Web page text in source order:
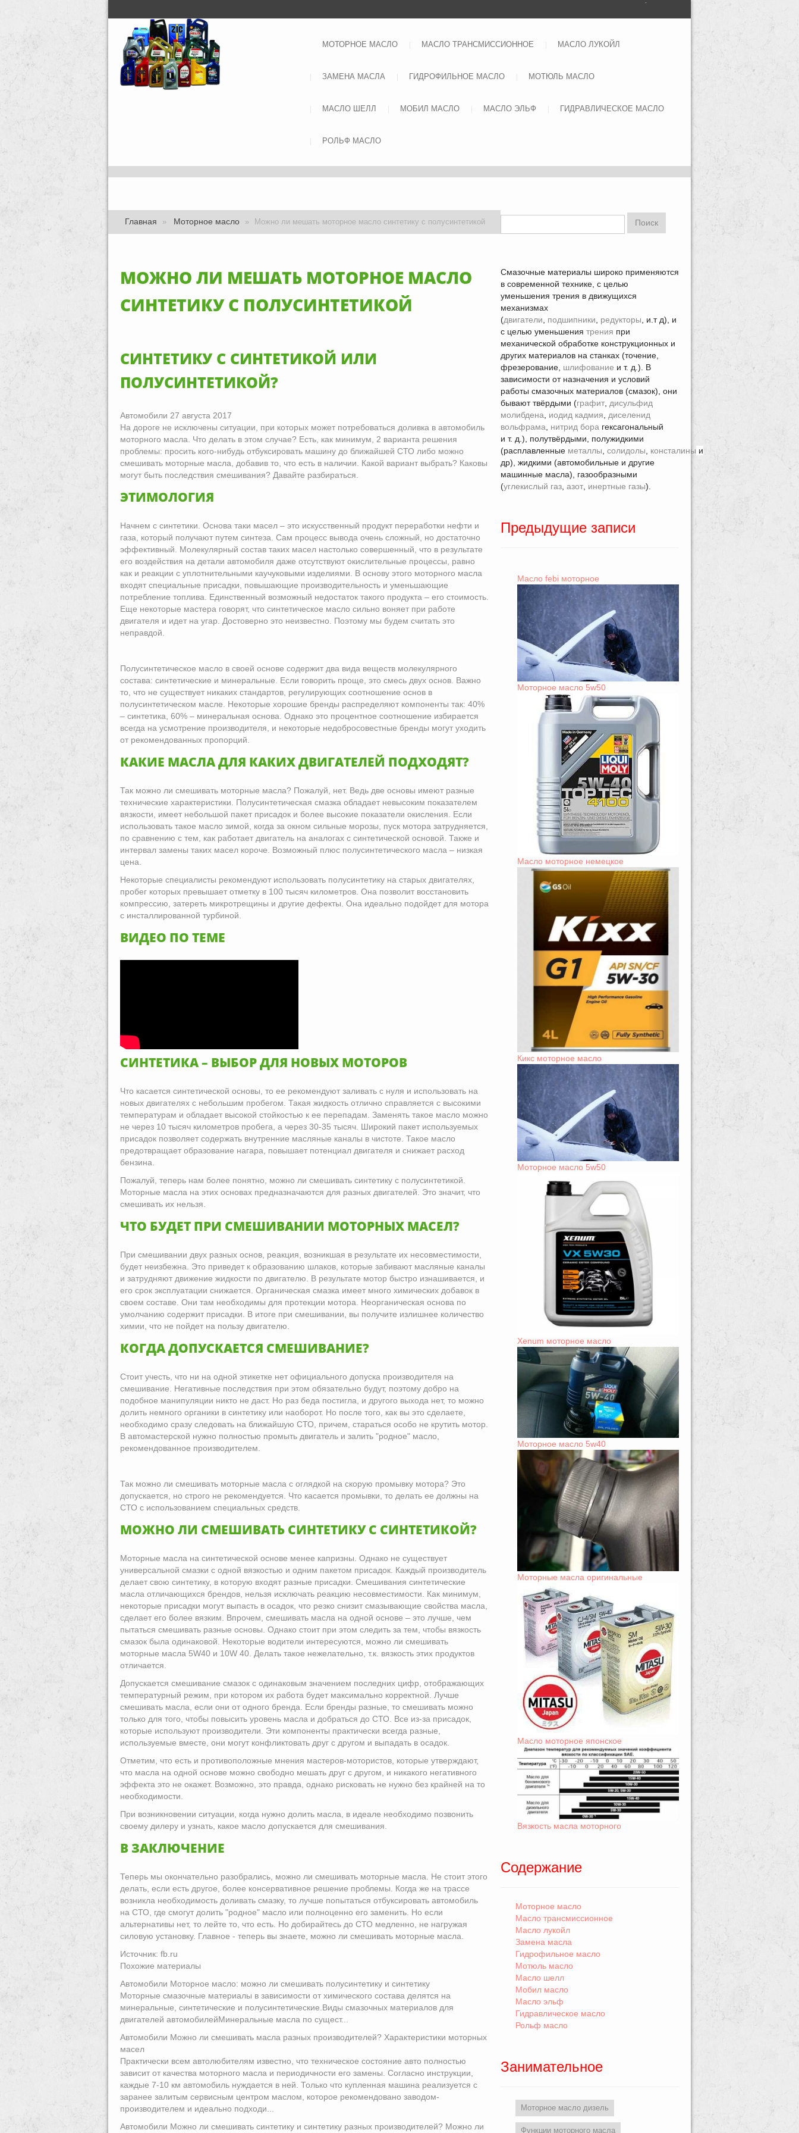
МОТОРНОЕ МАСЛО МАСЛО ТРАНСМИССИОННОЕ МАСЛО ЛУКОЙЛ
ЗАМЕНА МАСЛА ГИДРОФИЛЬНОЕ МАСЛО МОТЮЛЬ МАСЛО
МАСЛО ШЕЛЛ МОБИЛ МАСЛО МАСЛО ЭЛЬФ ГИДРАВЛИЧЕСКОЕ МАСЛО
РОЛЬФ МАСЛО
Главная » Моторное масло » Можно ли мешать моторное масло синтетику с полусинтетикой
МОЖНО ЛИ МЕШАТЬ МОТОРНОЕ МАСЛО
СИНТЕТИКУ С ПОЛУСИНТЕТИКОЙ
СИНТЕТИКУ С СИНТЕТИКОЙ ИЛИ
ПОЛУСИНТЕТИКОЙ?
Автомобили 27 августа 2017
На дороге не исключены ситуации, при которых может потребоваться доливка в автомобиль
моторного масла. Что делать в этом случае? Есть, как минимум, 2 варианта решения
проблемы: просить кого-нибудь отбуксировать машину до ближайшей СТО либо можно
смешивать моторные масла, добавив то, что есть в наличии. Какой вариант выбрать? Каковы
могут быть последствия смешивания? Давайте разбираться.
ЭТИМОЛОГИЯ
Начнем с синтетики. Основа таки масел – это искусственный продукт переработки нефти и
газа, который получают путем синтеза. Сам процесс вывода очень сложный, но достаточно
эффективный. Молекулярный состав таких масел настолько совершенный, что в результате
его воздействия на детали автомобиля даже отсутствуют окислительные процессы, равно
как и реакции с уплотнительными каучуковыми изделиями. В основу этого моторного масла
входят специальные присадки, повышающие производительность и уменьшающие
потребление топлива. Единственный возможный недостаток такого продукта – его стоимость.
Еще некоторые мастера говорят, что синтетическое масло сильно воняет при работе
двигателя и идет на угар. Достоверно это неизвестно. Поэтому мы будем считать это
неправдой.
Полусинтетическое масло в своей основе содержит два вида веществ молекулярного
состава: синтетические и минеральные. Если говорить проще, это смесь двух основ. Важно
то, что не существует никаких стандартов, регулирующих соотношение основ в
полусинтетическом масле. Некоторые хорошие бренды распределяют компоненты так: 40%
– синтетика, 60% – минеральная основа. Однако это процентное соотношение избирается
всегда на усмотрение производителя, и некоторые недобросовестные бренды могут уходить
от рекомендованных пропорций.
КАКИЕ МАСЛА ДЛЯ КАКИХ ДВИГАТЕЛЕЙ ПОДХОДЯТ?
Так можно ли смешивать моторные масла? Пожалуй, нет. Ведь две основы имеют разные
технические характеристики. Полусинтетическая смазка обладает невысоким показателем
вязкости, имеет небольшой пакет присадок и более высокие показатели окисления. Если
использовать такое масло зимой, когда за окном сильные морозы, пуск мотора затрудняется,
по сравнению с тем, как работает двигатель на аналогах с синтетической основой. Также и
интервал замены таких масел короче. Возможный плюс полусинтетического масла – низкая
цена.
Некоторые специалисты рекомендуют использовать полусинтетику на старых двигателях,
пробег которых превышает отметку в 100 тысяч километров. Она позволит восстановить
компрессию, затереть микротрещины и другие дефекты. Она идеально подойдет для мотора
с инсталлированной турбиной.
ВИДЕО ПО ТЕМЕ
СИНТЕТИКА – ВЫБОР ДЛЯ НОВЫХ МОТОРОВ
Что касается синтетической основы, то ее рекомендуют заливать с нуля и использовать на
новых двигателях с небольшим пробегом. Такая жидкость отлично справляется с высокими
температурам и обладает высокой стойкостью к ее перепадам. Заменять такое масло можно
не через 10 тысяч километров пробега, а через 30-35 тысяч. Широкий пакет используемых
присадок позволяет содержать внутренние масляные каналы в чистоте. Такое масло
предотвращает образование нагара, повышает потенциал двигателя и снижает расход
бензина.
Пожалуй, теперь нам более понятно, можно ли смешивать синтетику с полусинтетикой.
Моторные масла на этих основах предназначаются для разных двигателей. Это значит, что
смешивать их нельзя.
ЧТО БУДЕТ ПРИ СМЕШИВАНИИ МОТОРНЫХ МАСЕЛ?
При смешивании двух разных основ, реакция, возникшая в результате их несовместимости,
будет неизбежна. Это приведет к образованию шлаков, которые забивают масляные каналы
и затрудняют движение жидкости по двигателю. В результате мотор быстро изнашивается, и
его срок эксплуатации снижается. Органическая смазка имеет много химических добавок в
своем составе. Они там необходимы для протекции мотора. Неорганическая основа по
умолчанию содержит присадки. В итоге при смешивании, вы получите излишнее количество
химии, что не пойдет на пользу двигателю.
КОГДА ДОПУСКАЕТСЯ СМЕШИВАНИЕ?
Стоит учесть, что ни на одной этикетке нет официального допуска производителя на
смешивание. Негативные последствия при этом обязательно будут, поэтому добро на
подобное манипуляции никто не даст. Но раз беда постигла, и другого выхода нет, то можно
долить немного органики в синтетику или наоборот. Но после того, как вы это сделаете,
необходимо сразу следовать на ближайшую СТО, причем, стараться особо не крутить мотор.
В автомастерской нужно полностью промыть двигатель и залить "родное" масло,
рекомендованное производителем.
Так можно ли смешивать моторные масла с оглядкой на скорую промывку мотора? Это
допускается, но строго не рекомендуется. Что касается промывки, то делать ее должны на
СТО с использованием специальных средств.
МОЖНО ЛИ СМЕШИВАТЬ СИНТЕТИКУ С СИНТЕТИКОЙ?
Моторные масла на синтетической основе менее капризны. Однако не существует
универсальной смазки с одной вязкостью и одним пакетом присадок. Каждый производитель
делает свою синтетику, в которую входят разные присадки. Смешивания синтетические
масла отличающихся брендов, нельзя исключать реакцию несовместимости. Как минимум,
некоторые присадки могут выпасть в осадок, что резко снизит смазывающие свойства масла,
сделает его более вязким. Впрочем, смешивать масла на одной основе – это лучше, чем
пытаться смешивать разные основы. Однако стоит при этом следить за тем, чтобы вязкость
смазок была одинаковой. Некоторые водители интересуются, можно ли смешивать
моторные масла 5W40 и 10W 40. Делать такое нежелательно, т.к. вязкость этих продуктов
отличается.
Допускается смешивание смазок с одинаковым значением последних цифр, отображающих
температурный режим, при котором их работа будет максимально корректной. Лучше
смешивать масла, если они от одного бренда. Если бренды разные, то смешивать можно
только для того, чтобы повысить уровень масла и добраться до СТО. Все из-за присадок,
которые используют производители. Эти компоненты практически всегда разные,
используемые вместе, они могут конфликтовать друг с другом и выпадать в осадок.
Отметим, что есть и противоположные мнения мастеров-мотористов, которые утверждают,
что масла на одной основе можно свободно мешать друг с другом, и никакого негативного
эффекта это не окажет. Возможно, это правда, однако рисковать не нужно без крайней на то
необходимости.
При возникновении ситуации, когда нужно долить масла, в идеале необходимо позвонить
своему дилеру и узнать, какое масло допускается для смешивания.
В ЗАКЛЮЧЕНИЕ
Теперь мы окончательно разобрались, можно ли смешивать моторные масла. Не стоит этого
делать, если есть другое, более консервативное решение проблемы. Когда же на трассе
возникла необходимость доливать смазку, то лучше попытаться отбуксировать автомобиль
на СТО, где смогут долить "родное" масло или полноценно его заменить. Но если
альтернативы нет, то лейте то, что есть. Но добирайтесь до СТО медленно, не нагружая
силовую установку. Главное - теперь вы знаете, можно ли смешивать моторные масла.
Источник: fb.ru
Похожие материалы
Автомобили Моторное масло: можно ли смешивать полусинтетику и синтетику
Моторные смазочные материалы в зависимости от химического состава делятся на
минеральные, синтетические и полусинтетические.Виды смазочных материалов для
двигателей автомобилейМинеральные масла по сущест...
Автомобили Можно ли смешивать масла разных производителей? Характеристики моторных
масел
Практически всем автолюбителям известно, что техническое состояние авто полностью
зависит от качества моторного масла и периодичности его замены. Согласно инструкции,
каждые 7-10 км автомобиль нуждается в ней. Только что купленная машина реализуется с
заранее залитым сервисным центром маслом, которое рекомендовано заводом-
производителем и идеально подходи...
Автомобили Можно ли смешивать синтетику и синтетику разных производителей? Можно ли
Поиск
Смазочные материалы широко применяются
в современной технике, с целью
уменьшения трения в движущихся
механизмах
(двигатели подшипники редукторы , и.т д), и
с целью уменьшения трения при
механической обработке конструкционных и
других материалов на станках (точение,
фрезерование, шлифование и т. д.). В
зависимости от назначения и условий
работы смазочных материалов (смазок), они
бывают твёрдыми (графит дисульфид
молибдена
иодид кадмия
диселенид
вольфрама
нитрид бора гексагональный
и т. д.), полутвёрдыми, полужидкими
(расплавленные металлы солидолы консталины и
др), жидкими (автомобильные и другие
машинные масла), газообразными
(углекислый газ азот инертные газы).
Предыдущие записи
Масло febi моторное
Моторное масло 5w50
Масло моторное немецкое
Кикс моторное масло
Моторное масло 5w50
Xenum моторное масло
Моторное масло 5w40
Моторные масла оригинальные
Масло моторное японское
Вязкость масла моторного
Содержание
Моторное масло
Масло трансмиссионное
Масло лукойл
Замена масла
Гидрофильное масло
Мотюль масло
Масло шелл
Мобил масло
Масло эльф
Гидравлическое масло
Рольф масло
Занимательное
Моторное масло дизель
Функции моторного масла